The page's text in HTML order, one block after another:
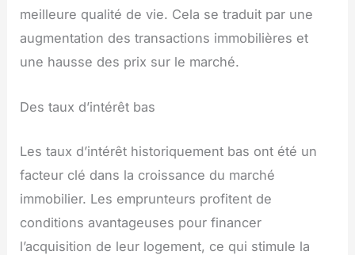
meilleure qualité de vie. Cela se traduit par une
augmentation des transactions immobilières et
une hausse des prix sur le marché.
Des taux d’intérêt bas
Les taux d’intérêt historiquement bas ont été un
facteur clé dans la croissance du marché
immobilier. Les emprunteurs profitent de
conditions avantageuses pour financer
l’acquisition de leur logement, ce qui stimule la